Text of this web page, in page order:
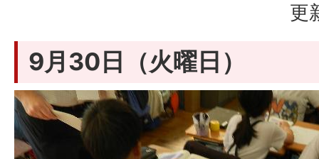
更
9月30日（火曜日）